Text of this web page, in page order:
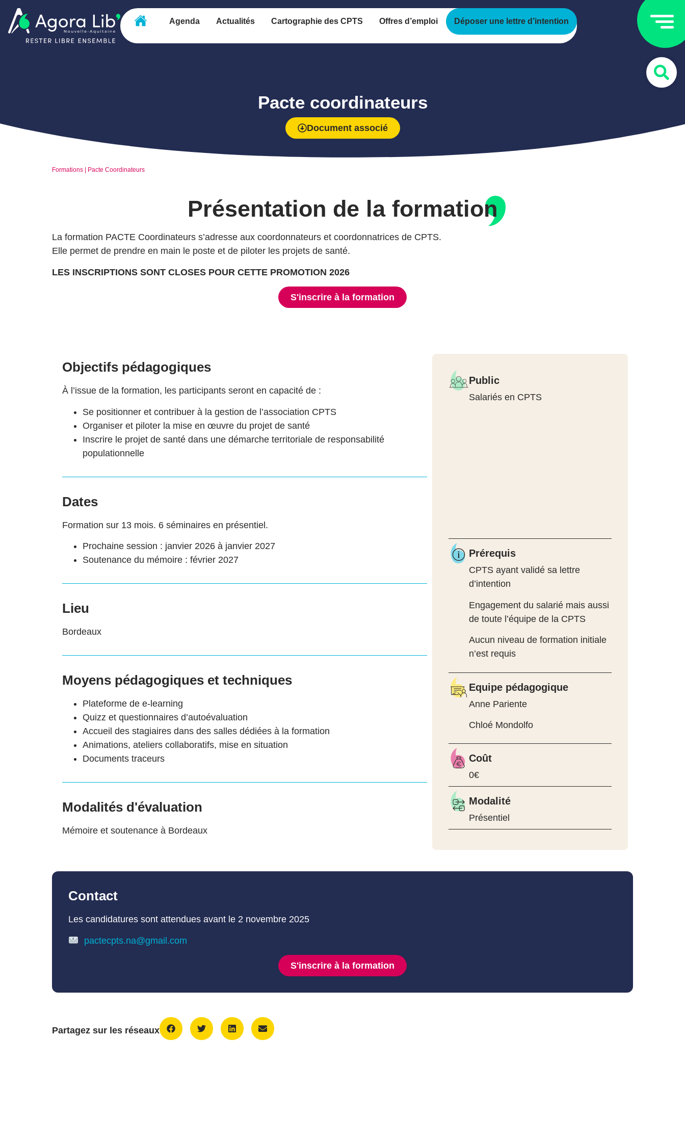
Agenda Actualités Cartographie des CPTS Offres d’emploi Déposer une lettre d’intention
Pacte coordinateurs
Document associé
Formations Pacte Coordinateurs
Présentation de la formation
La formation PACTE Coordinateurs s’adresse aux coordonnateurs et coordonnatrices de CPTS.
Elle permet de prendre en main le poste et de piloter les projets de santé.
LES INSCRIPTIONS SONT CLOSES POUR CETTE PROMOTION 2026
S'inscrire à la formation
Objectifs pédagogiques
À l’issue de la formation, les participants seront en capacité de :
Se positionner et contribuer à la gestion de l’association CPTS
Organiser et piloter la mise en œuvre du projet de santé
Inscrire le projet de santé dans une démarche territoriale de responsabilité
populationnelle
Dates
Formation sur 13 mois. 6 séminaires en présentiel.
Prochaine session : janvier 2026 à janvier 2027
Soutenance du mémoire : février 2027
Lieu
Bordeaux
Moyens pédagogiques et techniques
Plateforme de e-learning
Quizz et questionnaires d’autoévaluation
Accueil des stagiaires dans des salles dédiées à la formation
Animations, ateliers collaboratifs, mise en situation
Documents traceurs
Modalités d'évaluation
Mémoire et soutenance à Bordeaux
Public
Salariés en CPTS
Prérequis
CPTS ayant validé sa lettre
d’intention
Engagement du salarié mais aussi
de toute l’équipe de la CPTS
Aucun niveau de formation initiale
n’est requis
Equipe pédagogique
Anne Pariente
Chloé Mondolfo
Coût
0€
Modalité
Présentiel
Contact
Les candidatures sont attendues avant le 2 novembre 2025
pactecpts.na@gmail.com
S'inscrire à la formation
Partagez sur les réseaux